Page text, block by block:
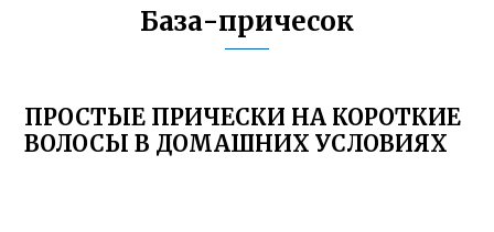
База-причесок
ПРОСТЫЕ ПРИЧЕСКИ НА КОРОТКИЕ
ВОЛОСЫ В ДОМАШНИХ УСЛОВИЯХ